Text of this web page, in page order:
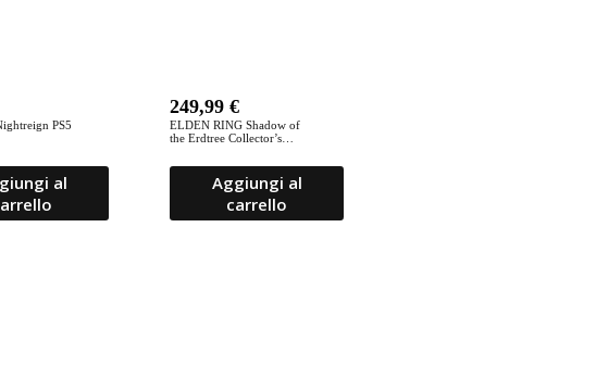
PS5
al
ELDEN RING Shadow of
the Erdtree Collector’s
249,99€
Aggiungi al
carrello